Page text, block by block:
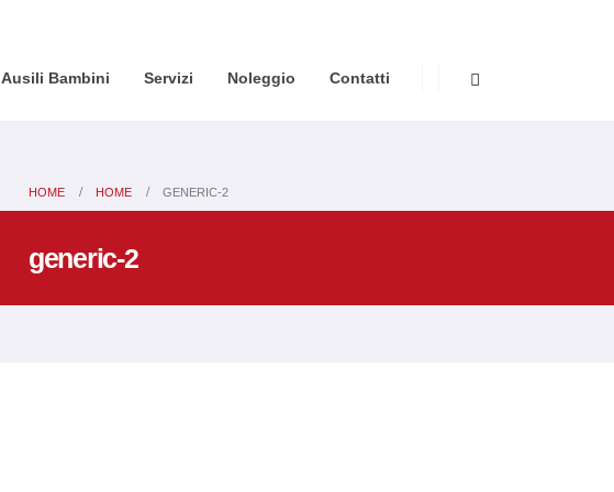
Ausili Bambini Servizi Noleggio Contatti
HOME HOME GENERIC-2
generic-2